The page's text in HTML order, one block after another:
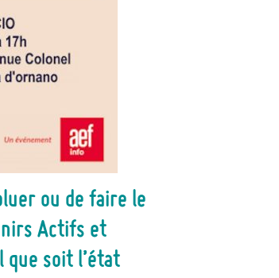
ou de faire le
Actifs et
que soit l’état